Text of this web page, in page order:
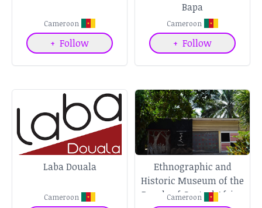
Cameroon
+ Follow
Bapa
Cameroon
+ Follow
Laba Douala
Cameroon
Ethnographic and
Historic Museum of the
People of Central Africa
Cameroon